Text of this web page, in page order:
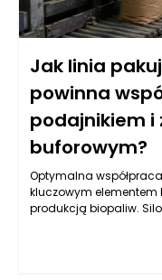
Jak linia
powinna
podajnikiem i
buforowym?
Optymalna
kluczowym
produkcją biopaliw.